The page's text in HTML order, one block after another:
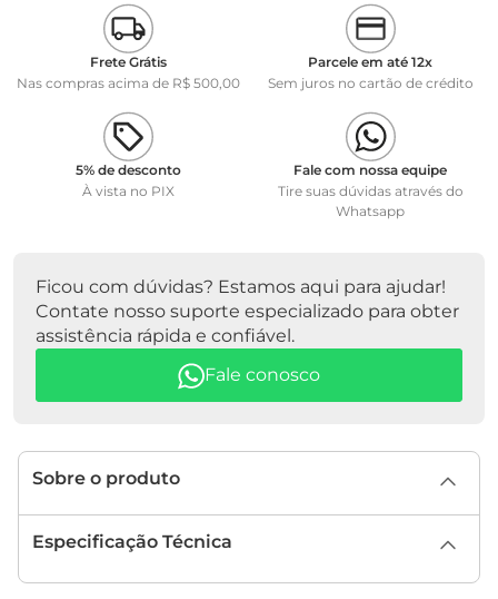
Frete Grátis
Nas compras acima de R$ 500,00
Parcele em até 12x
Sem juros no cartão de crédito
5% de desconto
À vista no PIX
Fale com nossa equipe
Tire suas dúvidas através do
Whatsapp
Ficou com dúvidas? Estamos aqui para ajudar!
Contate nosso suporte especializado para obter
assistência rápida e confiável.
Fale conosco
Sobre o produto
Especificação Técnica